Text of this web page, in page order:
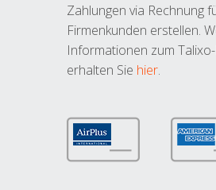
Zahlungen via Rechnung
Firmenkunden erstellen.
Informationen zum
erhalten Sie hier.